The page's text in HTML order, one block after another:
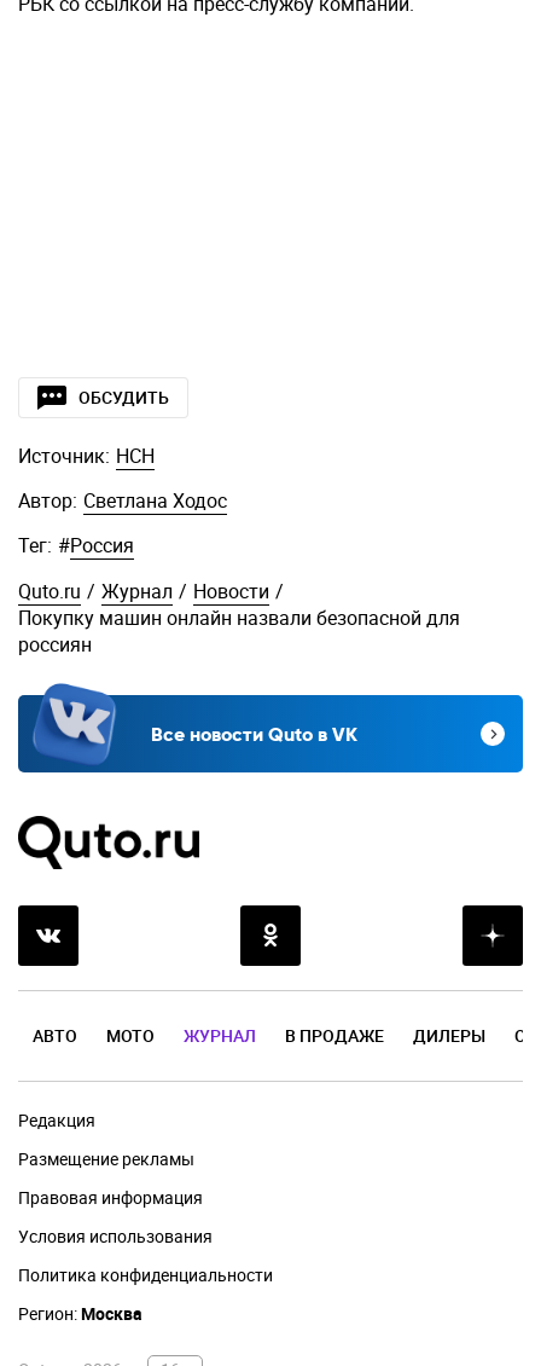
ОБСУДИТЬ
Источник: НСН
Автор: Светлана Ходос
Тег: #Россия
Quto.ru / Журнал / Новости /
Покупку машин онлайн назвали безопасной для
россиян
Все новости Quto в VK
АВТО МОТО ЖУРНАЛ В ПРОДАЖЕ ДИЛЕРЫ
Редакция
Размещение рекламы
Правовая информация
Условия использования
Политика конфиденциальности
Регион:Москва